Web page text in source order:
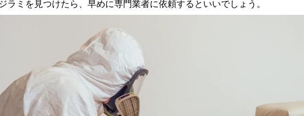
ラミを見つけたら、早めに専門業者に依頼するといいでしょう。